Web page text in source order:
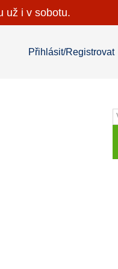
už i v sobotu.
Přihlásit/Registrovat